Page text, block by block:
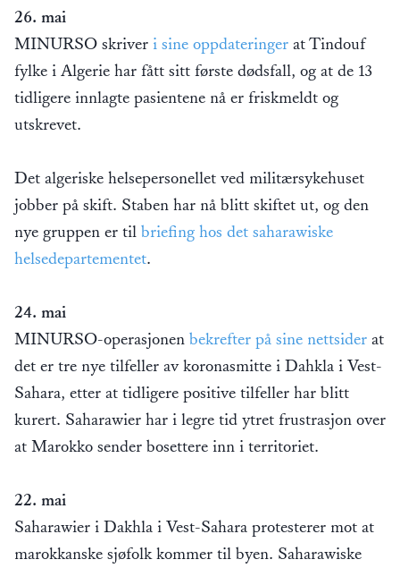
26. mai
MINURSO skriver i sine oppdateringer at Tindouf
fylke i Algerie har fått sitt første dødsfall, og at de 13
tidligere innlagte pasientene nå er friskmeldt og
utskrevet.
Det algeriske helsepersonellet ved militærsykehuset
jobber på skift. Staben har nå blitt skiftet ut, og den
nye gruppen er til briefing hos det saharawiske
helsedepartementet.
24. mai
MINURSO-operasjonen bekrefter på sine nettsider at
det er tre nye tilfeller av koronasmitte i Dahkla i Vest-
Sahara, etter at tidligere positive tilfeller har blitt
kurert. Saharawier har i legre tid ytret frustrasjon over
at Marokko sender bosettere inn i territoriet.
22. mai
Saharawier i Dakhla i Vest-Sahara protesterer mot at
marokkanske sjøfolk kommer til byen. Saharawiske